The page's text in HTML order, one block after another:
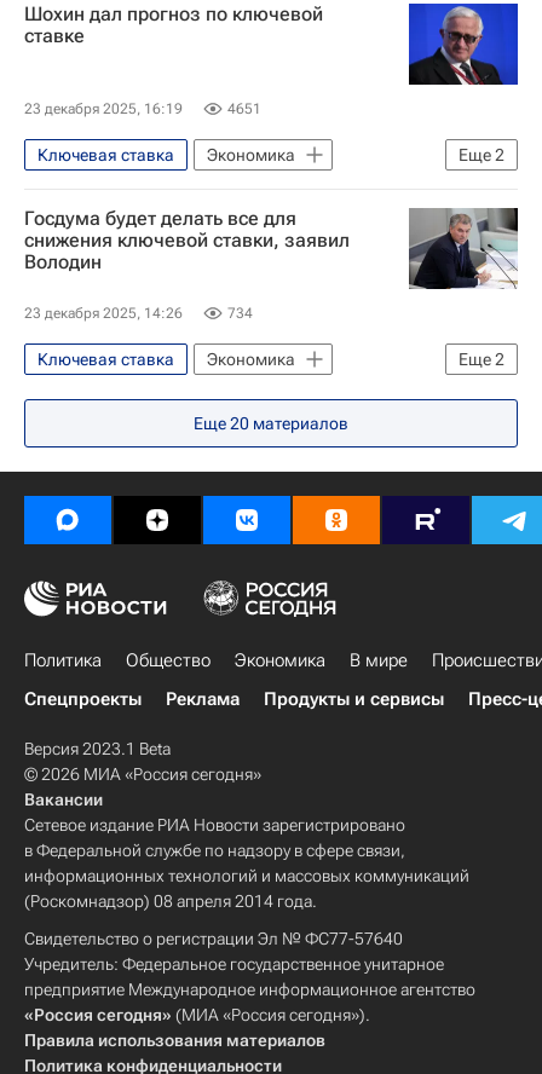
Шохин дал прогноз по ключевой
ставке
23 декабря 2025, 16:19 4651
Еще2
Ключевая ставка
Экономика
Александр Шохин
Госдума будет делать все для
снижения ключевой ставки, заявил
Володин
23 декабря 2025, 14:26 734
Еще2
Ключевая ставка
Экономика
Вячеслав Володин
Госдума РФ
Еще20 материалов
Политика Общество Экономика В мире
Спецпроекты
Реклама Продукты и сервисы Пресс-
Версия 2023.1 Beta
© 2026 МИА «Россия сегодня»
Вакансии
Сетевое издание РИА Новости зарегистрировано
в Федеральной службе по надзору в сфере связи,
информационных технологий и массовых коммуникаций
(Роскомнадзор) 08 апреля 2014 года.
Свидетельство о регистрации Эл № ФС77-57640
Учредитель: Федеральное государственное унитарное
предприятие Международное информационное агентство
«Россия сегодня» (МИА «Россия сегодня»).
Правила использования материалов
Политика конфиденциальности